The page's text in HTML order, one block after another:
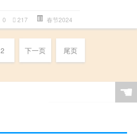
0 217 春节2024
2 下一页 尾页
☚